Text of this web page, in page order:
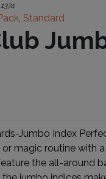
1374
, Standard
Jumbo Index
magic routine with
the all-around